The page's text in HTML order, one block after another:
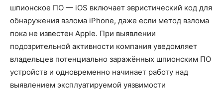
шпионское ПО — iOS включает эвристический код для
обнаружения взлома iPhone, даже если метод взлома
пока не известен Apple. При выявлении
подозрительной активности компания уведомляет
владельцев потенциально заражённых шпионским ПО
устройств и одновременно начинает работу над
выявлением эксплуатируемой уязвимости